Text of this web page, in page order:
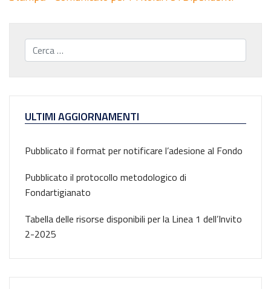
Cerca...
ULTIMI AGGIORNAMENTI
Pubblicato il format per notificare l’adesione al Fondo
Pubblicato il protocollo metodologico di
Fondartigianato
Tabella delle risorse disponibili per la Linea 1 dell’Invito
2-2025